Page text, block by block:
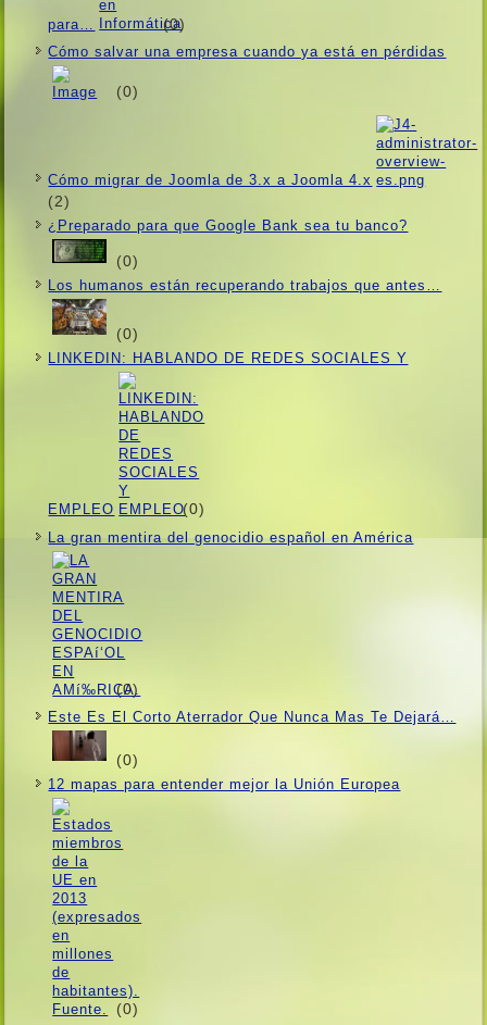
para… (0)
Cómo salvar una empresa cuando ya está en pérdidas
(0)
Cómo migrar de Joomla de 3.x a Joomla 4.x
(2)
¿Preparado para que Google Bank sea tu banco?
(0)
Los humanos están recuperando trabajos que antes…
(0)
LINKEDIN: HABLANDO DE REDES SOCIALES Y
EMPLEO (0)
La gran mentira del genocidio español en América
(0)
Este Es El Corto Aterrador Que Nunca Mas Te Dejará…
(0)
12 mapas para entender mejor la Unión Europea
(0)